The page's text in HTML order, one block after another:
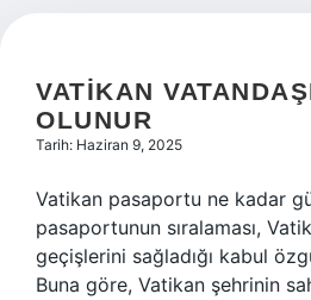
VATIKAN
OLUNUR
Tarih: Haziran 9, 2025
Vatikan pasaportu ne kadar
pasaportunun sıralaması,
geçişlerini sağladığı kabul
Buna göre, Vatikan şehrinin